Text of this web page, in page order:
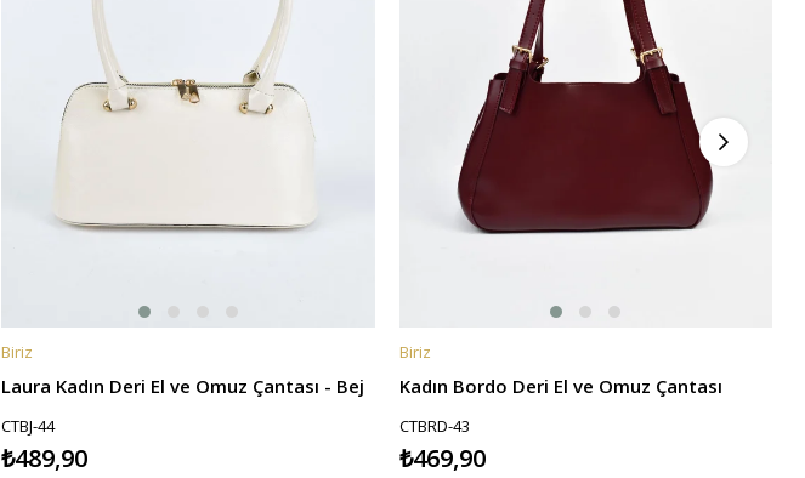
SEPETE EKLE
Biriz
Laura Kadın Deri El ve Omuz Çantası - Bej
CTBJ-44
₺489,90
SEPETE EKLE
Biriz
Kadın Bordo Deri El ve Omuz Çantası
CTBRD-43
₺469,90